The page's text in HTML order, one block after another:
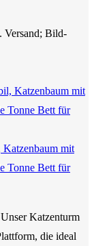
Versand; Bild-
mit
Tonne Bett für
Katzenturm
die ideal